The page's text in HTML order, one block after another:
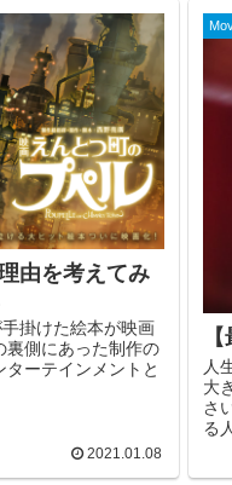
由を考えてみ
掛けた絵本が映画
裏側にあった制作の
ーテインメントと
2021.01.08
人
大
さ
る